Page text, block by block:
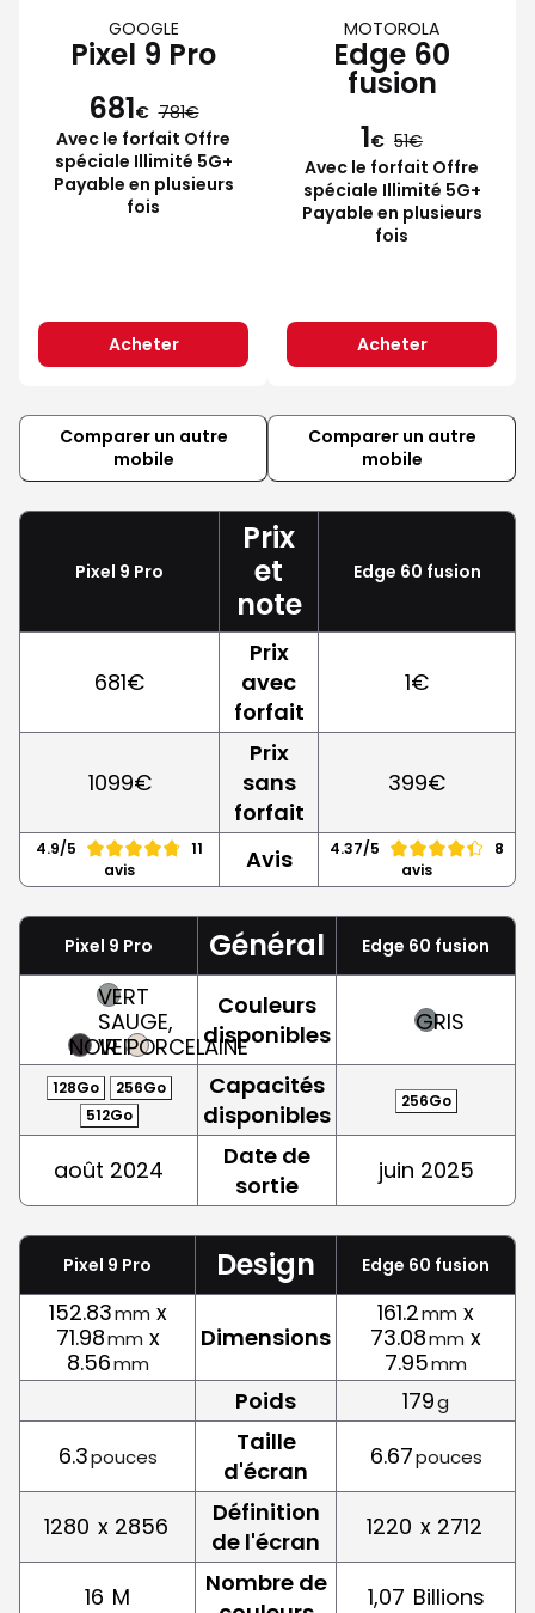
GOOGLE
Pixel 9 Pro
681€ 781
Avec le forfait Offre
spéciale Illimité 5G+
Payable en plusieurs
fois
Acheter
MOTOROLA
Edge 60
fusion
1€ 51
Avec le forfait Offre
spéciale Illimité 5G+
Payable en plusieurs
fois
Acheter
Comparer un autre
mobile
Comparer un autre
mobile
Pixel 9 Pro
Prix
et
note
Edge 60 fusion
681€
Prix
avec
forfait
1€
1099€
Prix
sans
forfait
399€
4.9/5
11
avis
Avis 4.37/5
8
avis
Pixel 9 Pro Général Edge 60 fusion
NOIR
VERT
SAUGE,
VERTPORCELAINE
Couleurs
disponibles
GRIS
128Go
256Go
512Go
Capacités
disponibles
256Go
août 2024
Date de
sortie
juin 2025
Pixel 9 Pro Design Edge 60 fusion
152.83mm x
71.98mm x
8.56mm
Dimensions
161.2mm x
73.08mm x
7.95mm
Poids 179g
6.3pouces
Taille
d'écran
6.67pouces
1280 x 2856
Définition
de l'écran
1220 x 2712
16 M
Nombre de
1,07 Billions